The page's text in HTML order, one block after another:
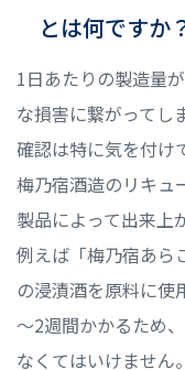
とは何ですか
1日あたりの製造量
な損害に繋がってし
確認は特に気を付け
梅乃宿酒造のリキュ
製品によって出来上
例えば「梅乃宿あら
の浸漬酒を原料に使
～2週間かかるため
なくてはいけません。